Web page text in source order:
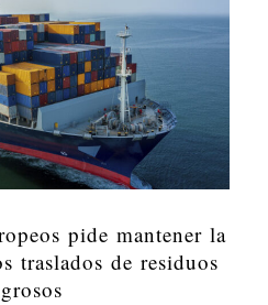
pide mantener la
traslados de residuos